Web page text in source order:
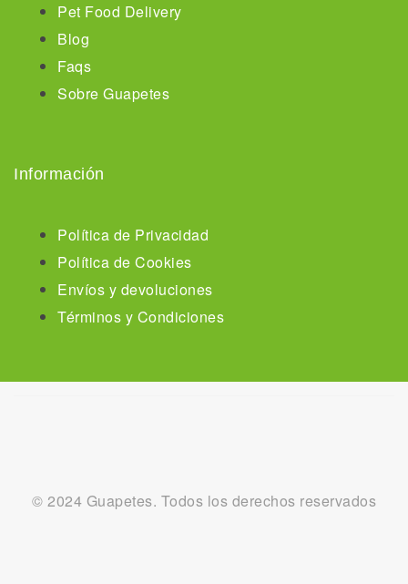
Pet Food Delivery
Blog
Faqs
Sobre Guapetes
Información
Política de Privacidad
Política de Cookies
Envíos y devoluciones
Términos y Condiciones
© 2024 Guapetes. Todos los derechos reservados